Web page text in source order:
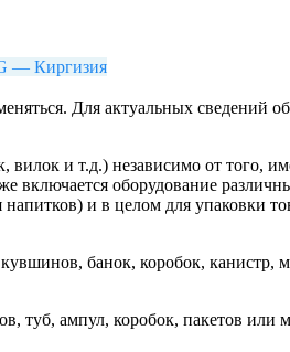
— Киргизия
Для актуальных сведений
и т.д.) независимо от того,
оборудование
и в целом для упаковки
банок, коробок, канистр,
туб, ампул, коробок, пакетов